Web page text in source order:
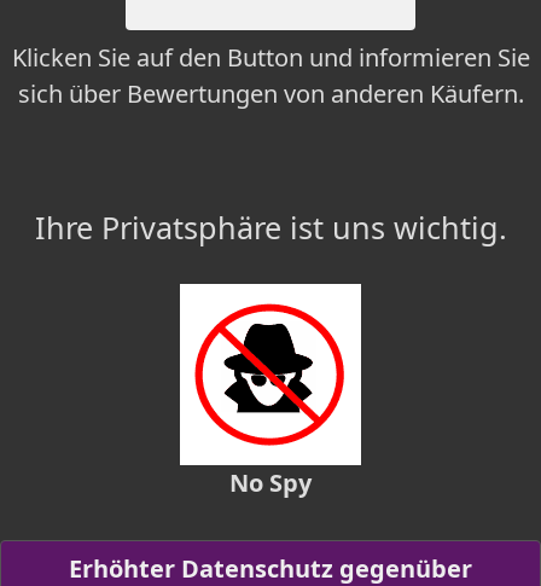
Klicken Sie auf den Button und informieren Sie
sich über Bewertungen von anderen Käufern.
Ihre Privatsphäre ist uns wichtig.
No Spy
Erhöhter Datenschutz gegenüber